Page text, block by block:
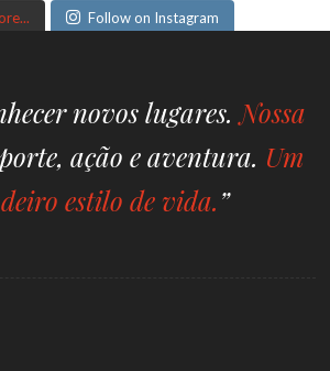
Follow on Instagram
novos lugares.Nossa
ação e aventura. Um
estilo de vida.”